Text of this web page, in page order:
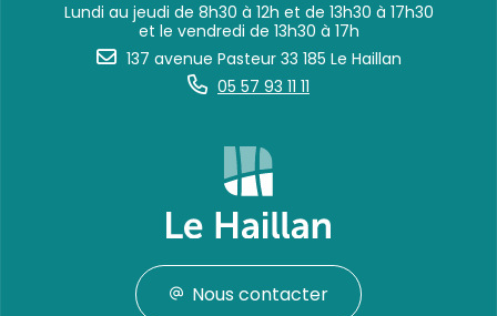
Lundi au jeudi de 8h30 à 12h et de 13h30 à 17h30
et le vendredi de 13h30 à 17h
137 avenue Pasteur 33 185 Le Haillan
05 57 93 11 11
Nous contacter